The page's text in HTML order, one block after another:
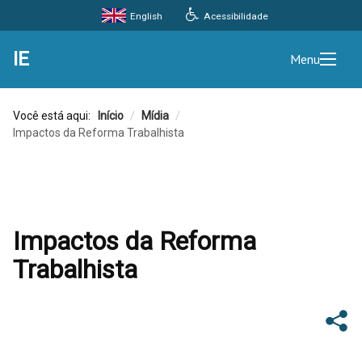
Acessibilidade
English
IE Menu
Você está aqui: Início / Mídia /
Impactos da Reforma Trabalhista
Impactos da Reforma
Trabalhista